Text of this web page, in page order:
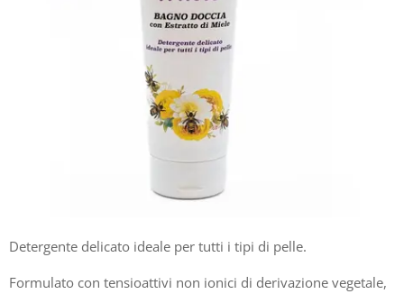
Detergente delicato ideale per tutti i tipi di pelle.
Formulato con tensioattivi non ionici di derivazione vegetale,